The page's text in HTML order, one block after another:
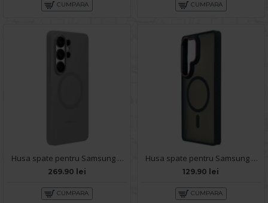
CUMPARA CUMPARA
Husa spate pentru Samsung Galaxy S26 Ultra Silicon Magnet Case - Gray
269.90 lei
CUMPARA
Husa spate pentru Samsung Galaxy S26 Ultra Matte Case Magsafe - Semitransparent/Black
129.90 lei
CUMPARA